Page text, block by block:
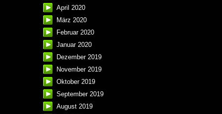
April 2020
März 2020
Februar 2020
Januar 2020
Dezember 2019
November 2019
Oktober 2019
September 2019
August 2019